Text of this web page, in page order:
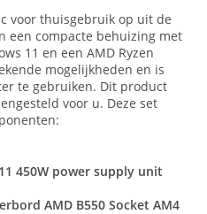
voor thuisgebruik op uit de
een compacte behuizing met
11 en een AMD Ryzen
mogelijkheden en is
te gebruiken. Dit product
voor u. Deze set
450W power supply unit
AMD B550 Socket AM4